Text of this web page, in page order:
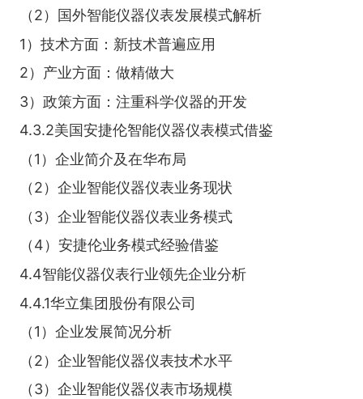
（2）国外智能仪器仪表发展模式解析
1）技术方面：新技术普遍应用
2）产业方面：做精做大
3）政策方面：注重科学仪器的开发
4.3.2美国安捷伦智能仪器仪表模式借鉴
（1）企业简介及在华布局
（2）企业智能仪器仪表业务现状
（3）企业智能仪器仪表业务模式
（4）安捷伦业务模式经验借鉴
4.4智能仪器仪表行业领先企业分析
4.4.1华立集团股份有限公司
（1）企业发展简况分析
（2）企业智能仪器仪表技术水平
（3）企业智能仪器仪表市场规模